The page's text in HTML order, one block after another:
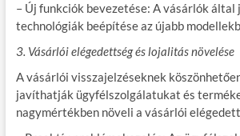
– Új funkciók bevezetése: A vásárlók által
technológiák beépítése az újabb
3. Vásárlói elégedettség és lojalitás növelése
A vásárlói visszajelzéseknek
javíthatják ügyfélszolgálatukat és
nagymértékben növeli a vásárlói